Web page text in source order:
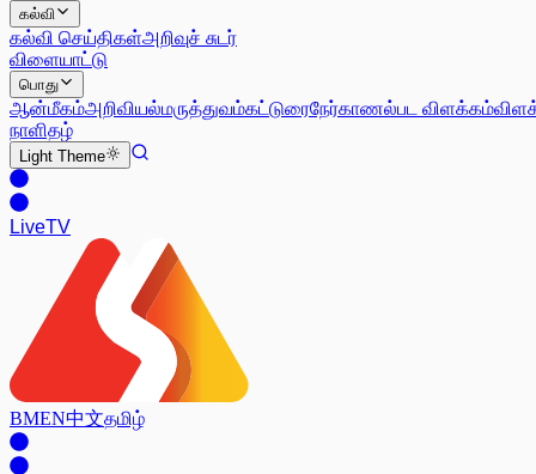
கல்வி
கல்வி செய்திகள்அறிவுச் சுடர்
விளையாட்டு
பொது
ஆன்மீகம்அறிவியல்மருத்துவம்கட்டுரைநேர்காணல்பட விளக்கம்
நாளிதழ்
Light Theme
LiveTV
BMEN中文தமிழ்